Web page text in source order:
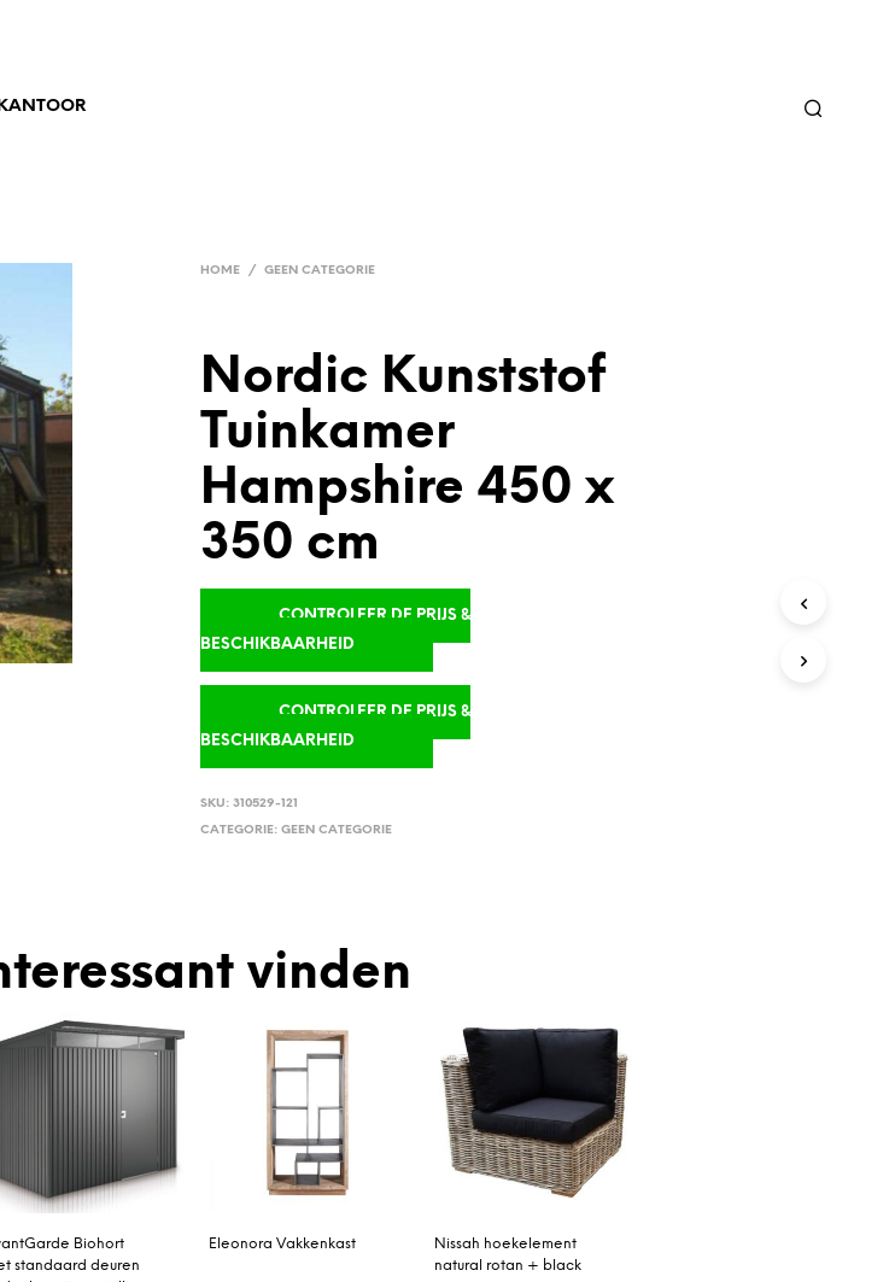
HOME / GEEN CATEGORIE
Nordic Kunststof
Tuinkamer
Hampshire 450 x
350 cm
CONTROLEER DE PRIJS &
BESCHIKBAARHEID
CONTROLEER DE PRIJS &
BESCHIKBAARHEID
SKU:310529-121
CATEGORIE:GEEN CATEGORIE
vinden
Biohort
standaard deuren
Eleonora Vakkenkast
Nissah hoekelement
natural rotan + black